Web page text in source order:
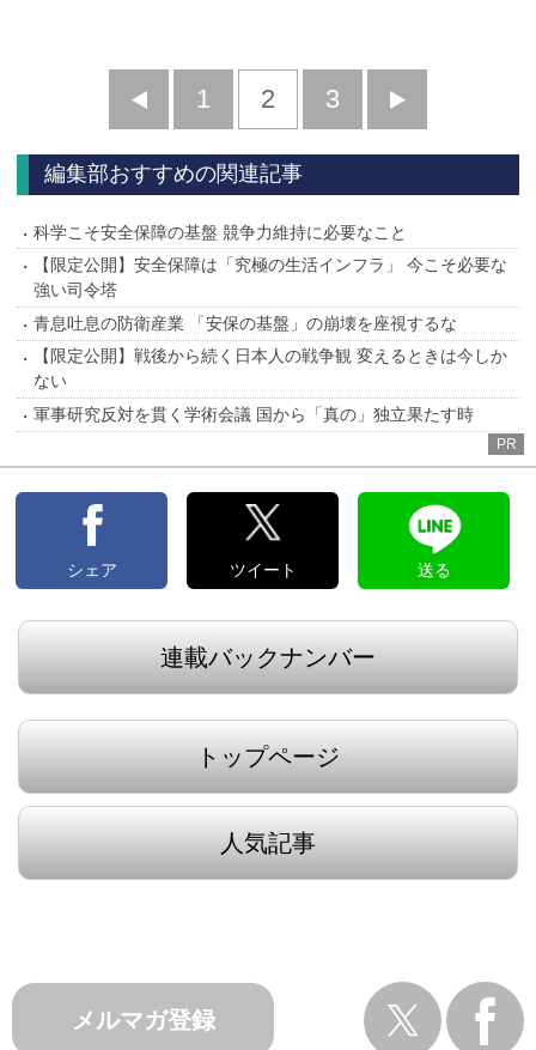
前
へ
1 2 3
へ
編集部おすすめの関連記事
科学こそ安全保障の基盤 競争力維持に必要なこと
【限定公開】安全保障は「究極の生活インフラ」 今こそ必要な
強い司令塔
青息吐息の防衛産業 「安保の基盤」の崩壊を座視するな
【限定公開】戦後から続く日本人の戦争観 変えるときは今しか
ない
軍事研究反対を貫く学術会議 国から「真の」独立果たす時
PR
シェア ツイート 送る
連載バックナンバー
トップページ
人気記事
メルマガ登録